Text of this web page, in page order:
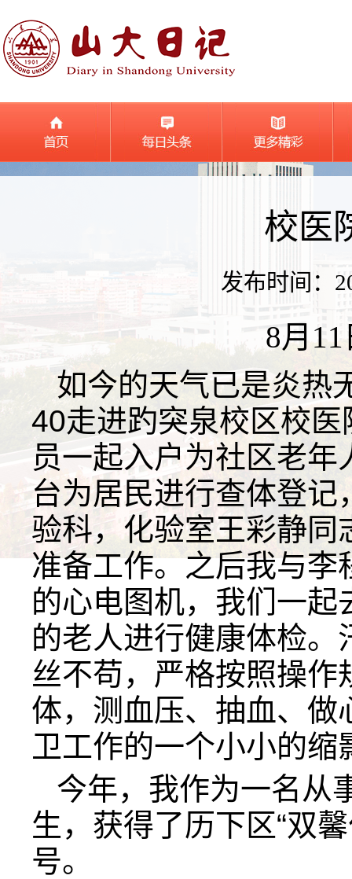
校医
发布时间：
8月
如今的天气已是炎热
40走进趵突泉校区校
员一起入户为社区老
台为居民进行查体登记
验科，化验室王彩静同
准备工作。之后我与
的心电图机，我们一
的老人进行健康体检
丝不苟，严格按照操
体，测血压、抽血、
卫工作的一个小小的缩
今年，我作为一名从
生，获得了历下区“双
号。